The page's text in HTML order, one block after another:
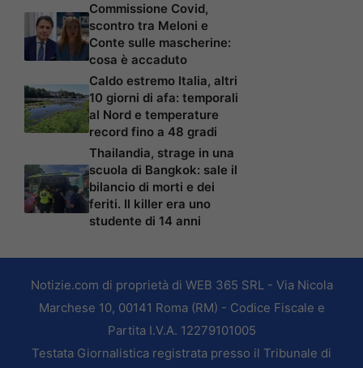
Commissione Covid,
scontro tra Meloni e
Conte sulle mascherine:
cosa è accaduto
Caldo estremo Italia, altri
10 giorni di afa: temporali
al Nord e temperature
record fino a 48 gradi
Thailandia, strage in una
scuola di Bangkok: sale il
bilancio di morti e dei
feriti. Il killer era uno
studente di 14 anni
Notizie.com di proprietà di WEB 365 SRL - Via Nicola
Marchese 10, 00141 Roma (RM) - Codice Fiscale e
Partita I.V.A. 12279101005
Testata Giornalistica registrata presso il Tribunale di